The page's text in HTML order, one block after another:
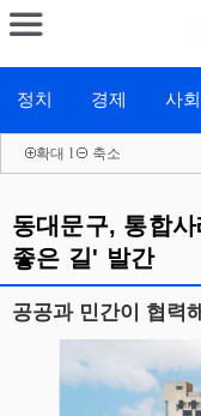
정치 경제 사회
확대 l 축소
동대문구, 통합
좋은 길' 발간
공공과 민간이 협력